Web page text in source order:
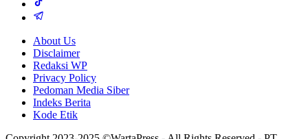
About Us
Disclaimer
Redaksi WP
Privacy Policy
Pedoman Media Siber
Indeks Berita
Kode Etik